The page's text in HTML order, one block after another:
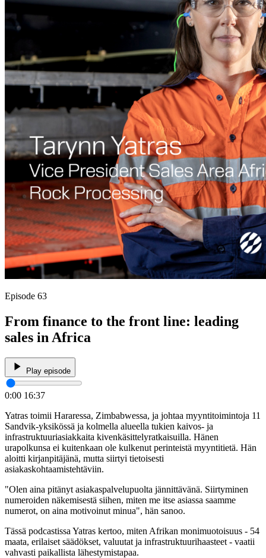
Episode 63
From finance to the front line: leading
sales in Africa
Play episode
0:00 16:37
Yatras toimii Hararessa, Zimbabwessa, ja johtaa myyntitoimintoja 11
Sandvik-yksikössä ja kolmella alueella tukien kaivos- ja
infrastruktuuriasiakkaita kivenkäsittelyratkaisuilla. Hänen
urapolkunsa ei kuitenkaan ole kulkenut perinteistä myyntitietä. Hän
aloitti kirjanpitäjänä, mutta siirtyi tietoisesti
asiakaskohtaamistehtäviin.
"Olen aina pitänyt asiakaspalvelupuolta jännittävänä. Siirtyminen
numeroiden näkemisestä siihen, miten me itse asiassa saamme
numerot, on aina motivoinut minua", hän sanoo.
Tässä podcastissa Yatras kertoo, miten Afrikan monimuotoisuus - 54
maata, erilaiset säädökset, valuutat ja infrastruktuurihaasteet - vaatii
vahvasti paikallista lähestymistapaa.